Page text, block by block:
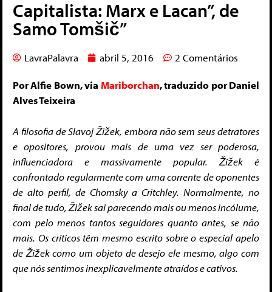
Capitalista: Marx e Lacan”, de
Samo Tomšič”
LavraPalavra abril 5, 2016 2 Comentários
Por Alfie Bown, via Mariborchan, traduzido por Daniel
Alves Teixeira
A filosofia de Slavoj Žižek, embora não sem seus detratores
e opositores, provou mais de uma vez ser poderosa,
influenciadora e massivamente popular. Žižek é
confrontado regularmente com uma corrente de oponentes
de alto perfil, de Chomsky a Critchley. Normalmente, no
final de tudo, Žižek sai parecendo mais ou menos incólume,
com pelo menos tantos seguidores quanto antes, se não
mais. Os críticos têm mesmo escrito sobre o especial apelo
de Žižek como um objeto de desejo ele mesmo, algo com
que nós sentimos inexplicavelmente atraídos e cativos.